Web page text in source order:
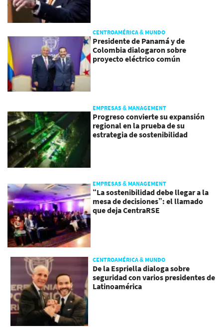
CENTROAMÉRICA & MUNDO
Presidente de Panamá y de
Colombia dialogaron sobre
proyecto eléctrico común
EMPRESAS & MANAGEMENT
Progreso convierte su expansión
regional en la prueba de su
estrategia de sostenibilidad
EMPRESAS & MANAGEMENT
“La sostenibilidad debe llegar a la
mesa de decisiones”: el llamado
que deja CentraRSE
CENTROAMÉRICA & MUNDO
De la Espriella dialoga sobre
seguridad con varios presidentes de
Latinoamérica